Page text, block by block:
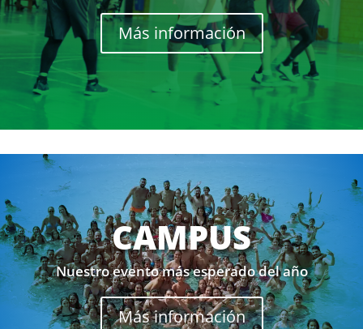
Más información
CAMPUS
Nuestro evento más esperado del año
Más información